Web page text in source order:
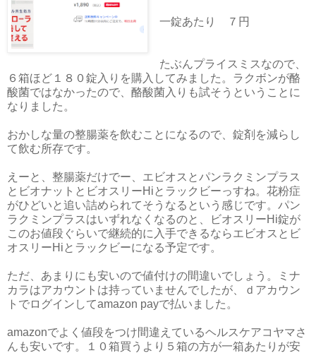
一錠あたり ７円
たぶんプライスミスなので、
６箱ほど１８０錠入りを購入してみました。ラクボンが酪
酸菌ではなかったので、酪酸菌入りも試そうということに
なりました。
おかしな量の整腸薬を飲むことになるので、錠剤を減らし
て飲む所存です。
えーと、整腸薬だけでー、エビオスとパンラクミンプラス
とビオナットとビオスリーHiとラックビーっすね。花粉症
がひどいと追い詰められてそうなるという感じです。パン
ラクミンプラスはいずれなくなるのと、ビオスリーHi錠が
このお値段ぐらいで継続的に入手できるならエビオスとビ
オスリーHiとラックビーになる予定です。
ただ、あまりにも安いので値付けの間違いでしょう。ミナ
カラはアカウントは持っていませんでしたが、ｄアカウン
トでログインしてamazon payで払いました。
amazonでよく値段をつけ間違えているヘルスケアコヤマさ
んも安いです。１０箱買うより５箱の方が一箱あたりが安